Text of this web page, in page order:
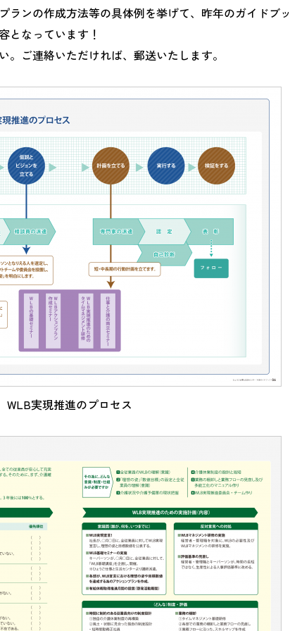
ランの作成方法等の具体例を挙げて、昨年のガイドブッ
となっています！
。ご連絡いただければ、郵送いたします。
WLB実現推進のプロセス